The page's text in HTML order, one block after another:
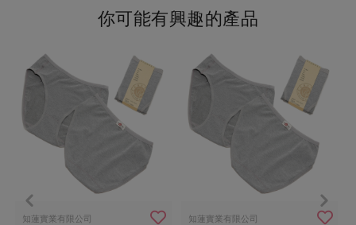
你可能有興趣的產品
知蓮實業有限公司 知蓮實業有限公司